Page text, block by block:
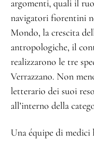
argomenti, quali il
navigatori fiorentini
Mondo, la crescita
antropologiche, il
realizzarono le tre
Verrazzano. Non
letterario dei suoi
all’interno della
Una équipe di